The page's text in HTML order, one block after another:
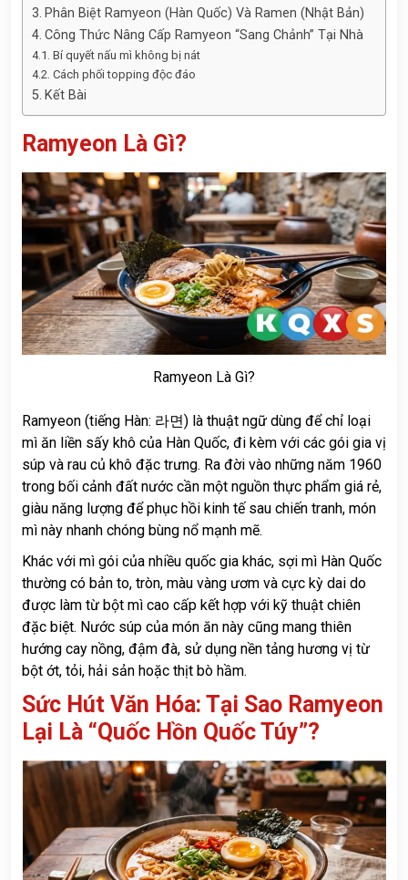
Phân Biệt Ramyeon (Hàn Quốc) Và Ramen (Nhật Bản)
Công Thức Nâng Cấp Ramyeon “Sang Chảnh” Tại Nhà
Bí quyết nấu mì không bị nát
Cách phối topping độc đáo
Kết Bài
Ramyeon Là Gì?
Ramyeon Là Gì?
Ramyeon (tiếng Hàn: 라면) là thuật ngữ dùng để chỉ loại
mì ăn liền sấy khô của Hàn Quốc, đi kèm với các gói gia vị
súp và rau củ khô đặc trưng. Ra đời vào những năm 1960
trong bối cảnh đất nước cần một nguồn thực phẩm giá rẻ,
giàu năng lượng để phục hồi kinh tế sau chiến tranh, món
mì này nhanh chóng bùng nổ mạnh mẽ.
Khác với mì gói của nhiều quốc gia khác, sợi mì Hàn Quốc
thường có bản to, tròn, màu vàng ươm và cực kỳ dai do
được làm từ bột mì cao cấp kết hợp với kỹ thuật chiên
đặc biệt. Nước súp của món ăn này cũng mang thiên
hướng cay nồng, đậm đà, sử dụng nền tảng hương vị từ
bột ớt, tỏi, hải sản hoặc thịt bò hầm.
Sức Hút Văn Hóa: Tại Sao Ramyeon
Lại Là “Quốc Hồn Quốc Túy”?